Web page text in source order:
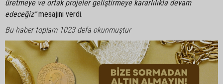
üretmeye ve ortak projeler geliştirmeye kararlılıkla devam
edeceğiz"mesajını verdi.
Bu haber toplam 1023 defa okunmuştur